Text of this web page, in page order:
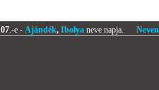
07.-e - Ajándék, Ibolyaneve napja.